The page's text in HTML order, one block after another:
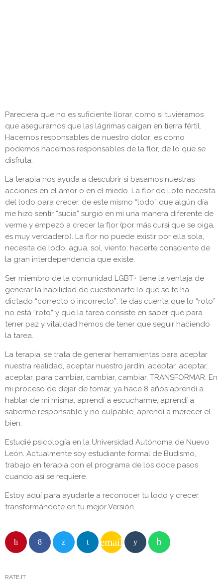
Pareciera que no es suficiente llorar, como si tuviéramos
que asegurarnos que las lágrimas caigan en tierra fértil.
Hacernos responsables de nuestro dolor; es como
podemos hacernos responsables de la flor, de lo que se
disfruta.
La terapia nos ayuda a descubrir si basamos nuestras
acciones en el amor o en el miedo. La flor de Loto necesita
del lodo para crecer, de este mismo “lodo” que algún día
me hizo sentir “sucia” surgió en mí una manera diferente de
verme y empezó a crecer la flor (por más cursi que se oiga,
es muy verdadero). La flor no puede existir por ella sola,
necesita de lodo, agua, sol, viento; hacerte consciente de
la gran interdependencia que existe.
Ser miembro de la comunidad LGBT+ tiene la ventaja de
generar la habilidad de cuestionarte lo que se te ha
dictado “correcto o incorrecto”: te das cuenta que lo “roto”
no está “roto” y que la tarea consiste en saber que para
tener paz y vitalidad hemos de tener que seguir haciendo
la tarea.
La terapia; se trata de generar herramientas para aceptar
nuestra realidad, aceptar nuestro jardín, aceptar, aceptar,
aceptar, para cambiar, cambiar, cambiar, TRANSFORMAR. En
mi proceso de dejar de tomar, ya hace 8 años aprendí a
hablar de mi misma, aprendí a escucharme, aprendí a
saberme responsable y no culpable, aprendí a merecer el
bien.
Estudié psicología en la Universidad Autónoma de Nuevo
León. Actualmente soy estudiante formal de Budismo,
trabajo en terapia con el programa de los doce pasos
cuando así se requiere.
Estoy aquí para ayudarte a reconocer tu lodo y crecer,
transformándote en tu mejor Versión.
email
RATE IT